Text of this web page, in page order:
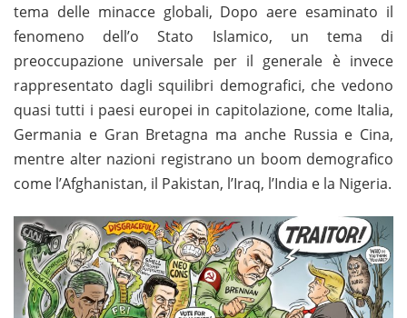
tema delle minacce globali, Dopo aere esaminato il
fenomeno dell’o Stato Islamico, un tema di
preoccupazione universale per il generale è invece
rappresentato dagli squilibri demografici, che vedono
quasi tutti i paesi europei in capitolazione, come Italia,
Germania e Gran Bretagna ma anche Russia e Cina,
mentre alter nazioni registrano un boom demografico
come l’Afghanistan, il Pakistan, l’Iraq, l’India e la Nigeria.